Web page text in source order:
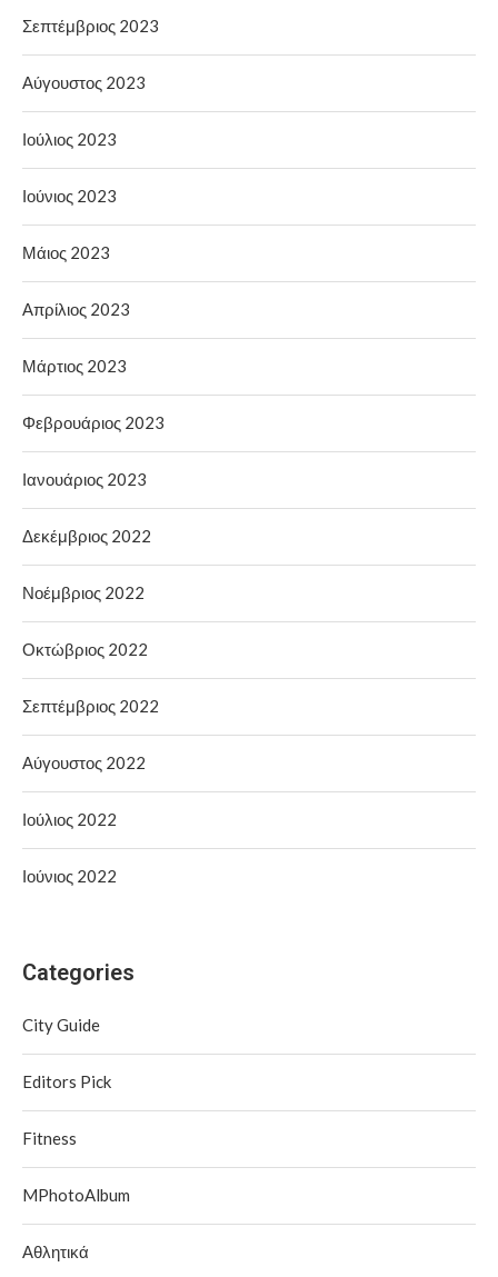
Σεπτέμβριος 2023
Αύγουστος 2023
Ιούλιος 2023
Ιούνιος 2023
Μάιος 2023
Απρίλιος 2023
Μάρτιος 2023
Φεβρουάριος 2023
Ιανουάριος 2023
Δεκέμβριος 2022
Νοέμβριος 2022
Οκτώβριος 2022
Σεπτέμβριος 2022
Αύγουστος 2022
Ιούλιος 2022
Ιούνιος 2022
Categories
City Guide
Editors Pick
Fitness
MPhotoAlbum
Αθλητικά